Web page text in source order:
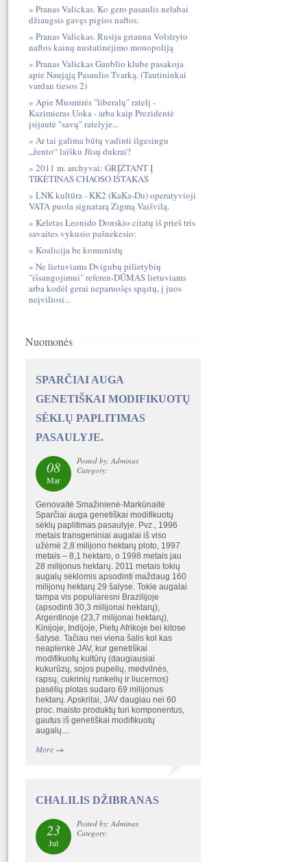
Pranas Valickas. Ko gero pasaulis nelabai
džiaugsis gavęs pigios naftos.
Pranas Valickas. Rusija griauna Volstryto
naftos kainų nustatinėjimo monopoliją
Pranas Valickas Gaublio klube pasakoja
apie Naująją Pasaulio Tvarką. (Tautininkai
vardan tiesos 2)
Apie Musmirės "liberalų" ratelį -
Kazimieras Uoka - arba kaip Prezidentė
įsijautė "savų" ratelyje...
Ar tai galima būtų vadinti ilgesingu
„žento“ laišku Jūsų dukrai?
2011 m. archyvai: GRĮŽTANT Į
TIKĖTINAS CHAOSO IŠTAKAS
LNK kultūra - KK2 (KaKa-Du) operatyvioji
VATA puola signatarą Zigmą Vaišvilą.
Keletas Leonido Donskio citatų iš prieš tris
savaites vykusio pašnekesio:
Koalicija be komunistų
Ne lietuviams Dvigubų pilietybių
"išsaugojimui" referen-DŪMAS lietuviams
arba kodėl gerai neparuošęs spąstų, į juos
neįviliosi...
Nuomonės
SPARČIAI AUGA
GENETIŠKAI MODIFIKUOTŲ
SĖKLŲ PAPLITIMAS
PASAULYJE.
08
Mar
Posted by: Adminas
Category:
Genovaitė Smažinienė-Markūnaitė
Sparčiai auga genetiškai modifikuotų
sėklų paplitimas pasaulyje. Pvz., 1996
metais transgeniniai augalai iš viso
užėmė 2,8 milijono hektarų ploto, 1997
metais – 8,1 hektaro, o 1998 metais jau
28 milijonus hektarų. 2011 metais tokių
augalų sėklomis apsodinti maždaug 160
milijonų hektarų 29 šalyse. Tokie augalai
tampa vis populiaresni Brazilijoje
(apsodinti 30,3 milijonai hektarų),
Argentinoje (23,7 milijonai hektarų),
Kinijoje, Indijoje, Pietų Afrikoje bei kitose
šalyse. Tačiau nei viena šalis kol kas
neaplenkė JAV, kur genetiškai
modifikuotų kultūrų (daugiausiai
kukurūzų, sojos pupelių, medvilnės,
rapsų, cukrinių runkelių ir liucernos)
pasėlių plotas sudaro 69 milijonus
hektarų. Apskritai, JAV daugiau nei 60
proc. maisto produktų turi komponentus,
gautus iš genetiškai modifikuotų
augalų....
More→
CHALILIS DŽIBRANAS
23
Jul
Posted by: Adminas
Category: